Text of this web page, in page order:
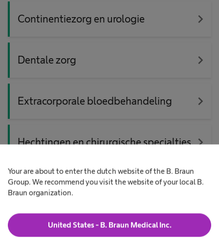
Your are about to enter the dutch website of the B. Braun
Group. We recommend you visit the website of your local B.
Braun organization.
United States - B. Braun Medical Inc.
Continentiezorg en urologie navigate_next
Dentale zorg navigate_next
Extracorporale bloedbehandeling navigate_next
Hechtingen en chirurgische specialtiesnavigate_next
Infectiepreventie en controle navigate_next
Infuustherapie